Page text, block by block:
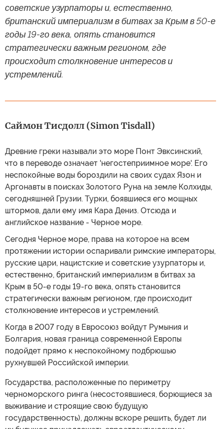
советские узурпаторы и, естественно,
британский империализм в битвах за Крым в 50-е
годы 19-го века, опять становится
стратегически важным регионом, где
происходит столкновение интересов и
устремлений.
Саймон Тисдолл (Simon Tisdall)
Древние греки называли это море Понт Эвксинский,
что в переводе означает 'негостеприимное море'. Его
неспокойные воды бороздили на своих судах Язон и
Аргонавты в поисках Золотого Руна на земле Колхиды,
сегодняшней Грузии. Турки, боявшиеся его мощных
штормов, дали ему имя Кара Дениз. Отсюда и
английское название - Черное море.
Сегодня Черное море, права на которое на всем
протяжении истории оспаривали римские императоры,
русские цари, нацистские и советские узурпаторы и,
естественно, британский империализм в битвах за
Крым в 50-е годы 19-го века, опять становится
стратегически важным регионом, где происходит
столкновение интересов и устремлений.
Когда в 2007 году в Евросоюз войдут Румыния и
Болгария, новая граница современной Европы
подойдет прямо к неспокойному подбрюшью
рухнувшей Российской империи.
Государства, расположенные по периметру
черноморского ринга (несостоявшиеся, борющиеся за
выживание и строящие свою будущую
государственность), должны вскоре решить, будет ли